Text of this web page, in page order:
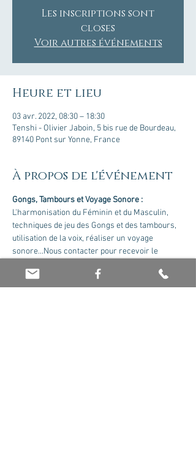
Les inscriptions sont
closes
Voir autres événements
Heure et lieu
03 avr. 2022, 08:30 – 18:30
Tenshi - Olivier Jaboin, 5 bis rue de Bourdeau,
89140 Pont sur Yonne, France
À propos de l'événement
Gongs, Tambours et Voyage Sonore :
L'harmonisation du Féminin et du Masculin,
techniques de jeu des Gongs et des tambours,
utilisation de la voix, réaliser un voyage
sonore...Nous contacter pour recevoir le
Formateur : Olivier Jaboin
Tarif : 175 euros la journée